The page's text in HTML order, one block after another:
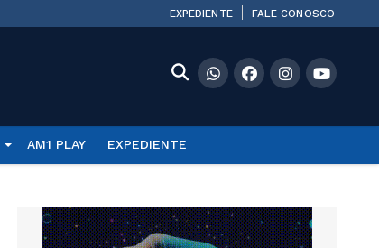
EXPEDIENTE FALE CONOSCO
AM1 PLAY EXPEDIENTE